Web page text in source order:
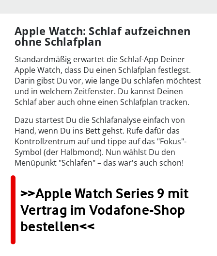
Apple Watch: Schlaf aufzeichnen
ohne Schlafplan
Standardmäßig erwartet die Schlaf-App Deiner
Apple Watch, dass Du einen Schlafplan festlegst.
Darin gibst Du vor, wie lange Du schlafen möchtest
und in welchem Zeitfenster. Du kannst Deinen
Schlaf aber auch ohne einen Schlafplan tracken.
Dazu startest Du die Schlafanalyse einfach von
Hand, wenn Du ins Bett gehst. Rufe dafür das
Kontrollzentrum auf und tippe auf das "Fokus"-
Symbol (der Halbmond). Nun wählst Du den
Menüpunkt "Schlafen" – das war's auch schon!
>>Apple Watch Series 9 mit
Vertrag im Vodafone-Shop
bestellen<<